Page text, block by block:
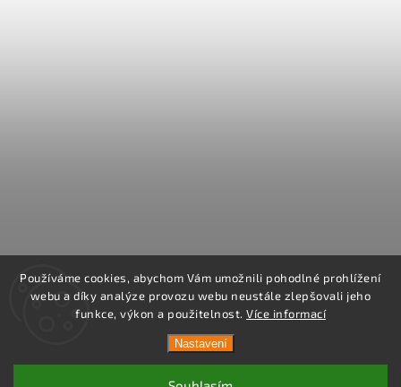
Používáme cookies, abychom Vám umožnili pohodlné prohlížení
webu a díky analýze provozu webu neustále zlepšovali jeho
funkce, výkon a použitelnost. Více informací
Nastavení